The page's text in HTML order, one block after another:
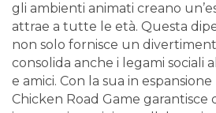
gli ambienti animati creano
attrae a tutte le età. Questa
non solo fornisce un
consolida anche i legami sociali
e amici. Con la sua in espansione
Chicken Road Game garantisce